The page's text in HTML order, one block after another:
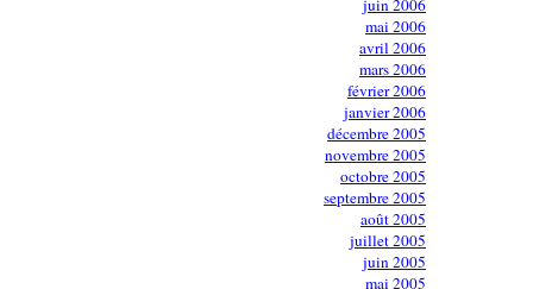
juin 2006
mai 2006
avril 2006
mars 2006
février 2006
janvier 2006
décembre 2005
novembre 2005
octobre 2005
septembre 2005
août 2005
juillet 2005
juin 2005
mai 2005